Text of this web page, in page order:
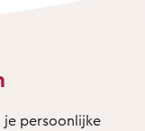
je persoonlijke